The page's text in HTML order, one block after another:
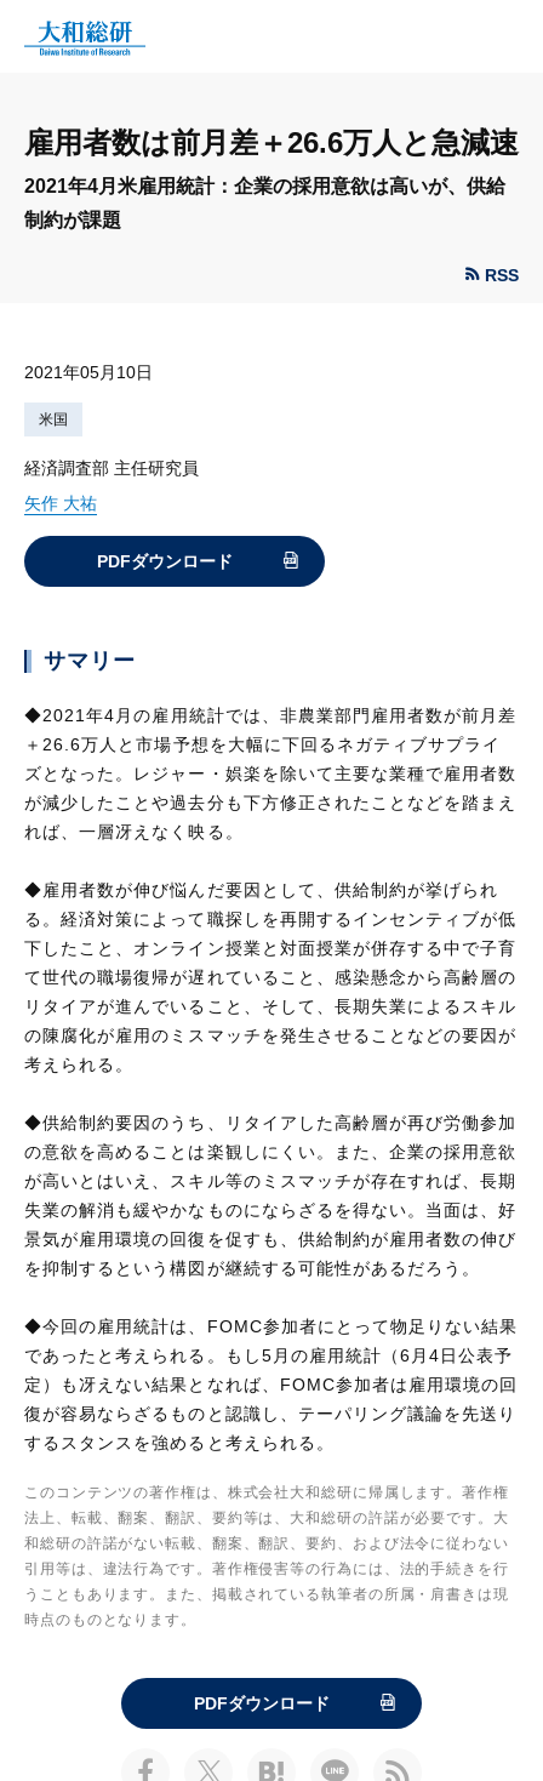
雇用者数は前月差＋26.6万人と急減速
2021年4月米雇用統計：企業の採用意欲は高いが、供給
制約が課題
RSS
2021年05月10日
米国
経済調査部 主任研究員
矢作 大祐
PDFダウンロード
サマリー
◆2021年4月の雇用統計では、非農業部門雇用者数が前月差
＋26.6万人と市場予想を大幅に下回るネガティブサプライ
ズとなった。レジャー・娯楽を除いて主要な業種で雇用者数
が減少したことや過去分も下方修正されたことなどを踏まえ
れば、一層冴えなく映る。
◆雇用者数が伸び悩んだ要因として、供給制約が挙げられ
る。経済対策によって職探しを再開するインセンティブが低
下したこと、オンライン授業と対面授業が併存する中で子育
て世代の職場復帰が遅れていること、感染懸念から高齢層の
リタイアが進んでいること、そして、長期失業によるスキル
の陳腐化が雇用のミスマッチを発生させることなどの要因が
考えられる。
◆供給制約要因のうち、リタイアした高齢層が再び労働参加
の意欲を高めることは楽観しにくい。また、企業の採用意欲
が高いとはいえ、スキル等のミスマッチが存在すれば、長期
失業の解消も緩やかなものにならざるを得ない。当面は、好
景気が雇用環境の回復を促すも、供給制約が雇用者数の伸び
を抑制するという構図が継続する可能性があるだろう。
◆今回の雇用統計は、FOMC参加者にとって物足りない結果
であったと考えられる。もし5月の雇用統計（6月4日公表予
定）も冴えない結果となれば、FOMC参加者は雇用環境の回
復が容易ならざるものと認識し、テーパリング議論を先送り
するスタンスを強めると考えられる。
このコンテンツの著作権は、株式会社大和総研に帰属します。著作権
法上、転載、翻案、翻訳、要約等は、大和総研の許諾が必要です。大
和総研の許諾がない転載、翻案、翻訳、要約、および法令に従わない
引用等は、違法行為です。著作権侵害等の行為には、法的手続きを行
うこともあります。また、掲載されている執筆者の所属・肩書きは現
時点のものとなります。
PDFダウンロード